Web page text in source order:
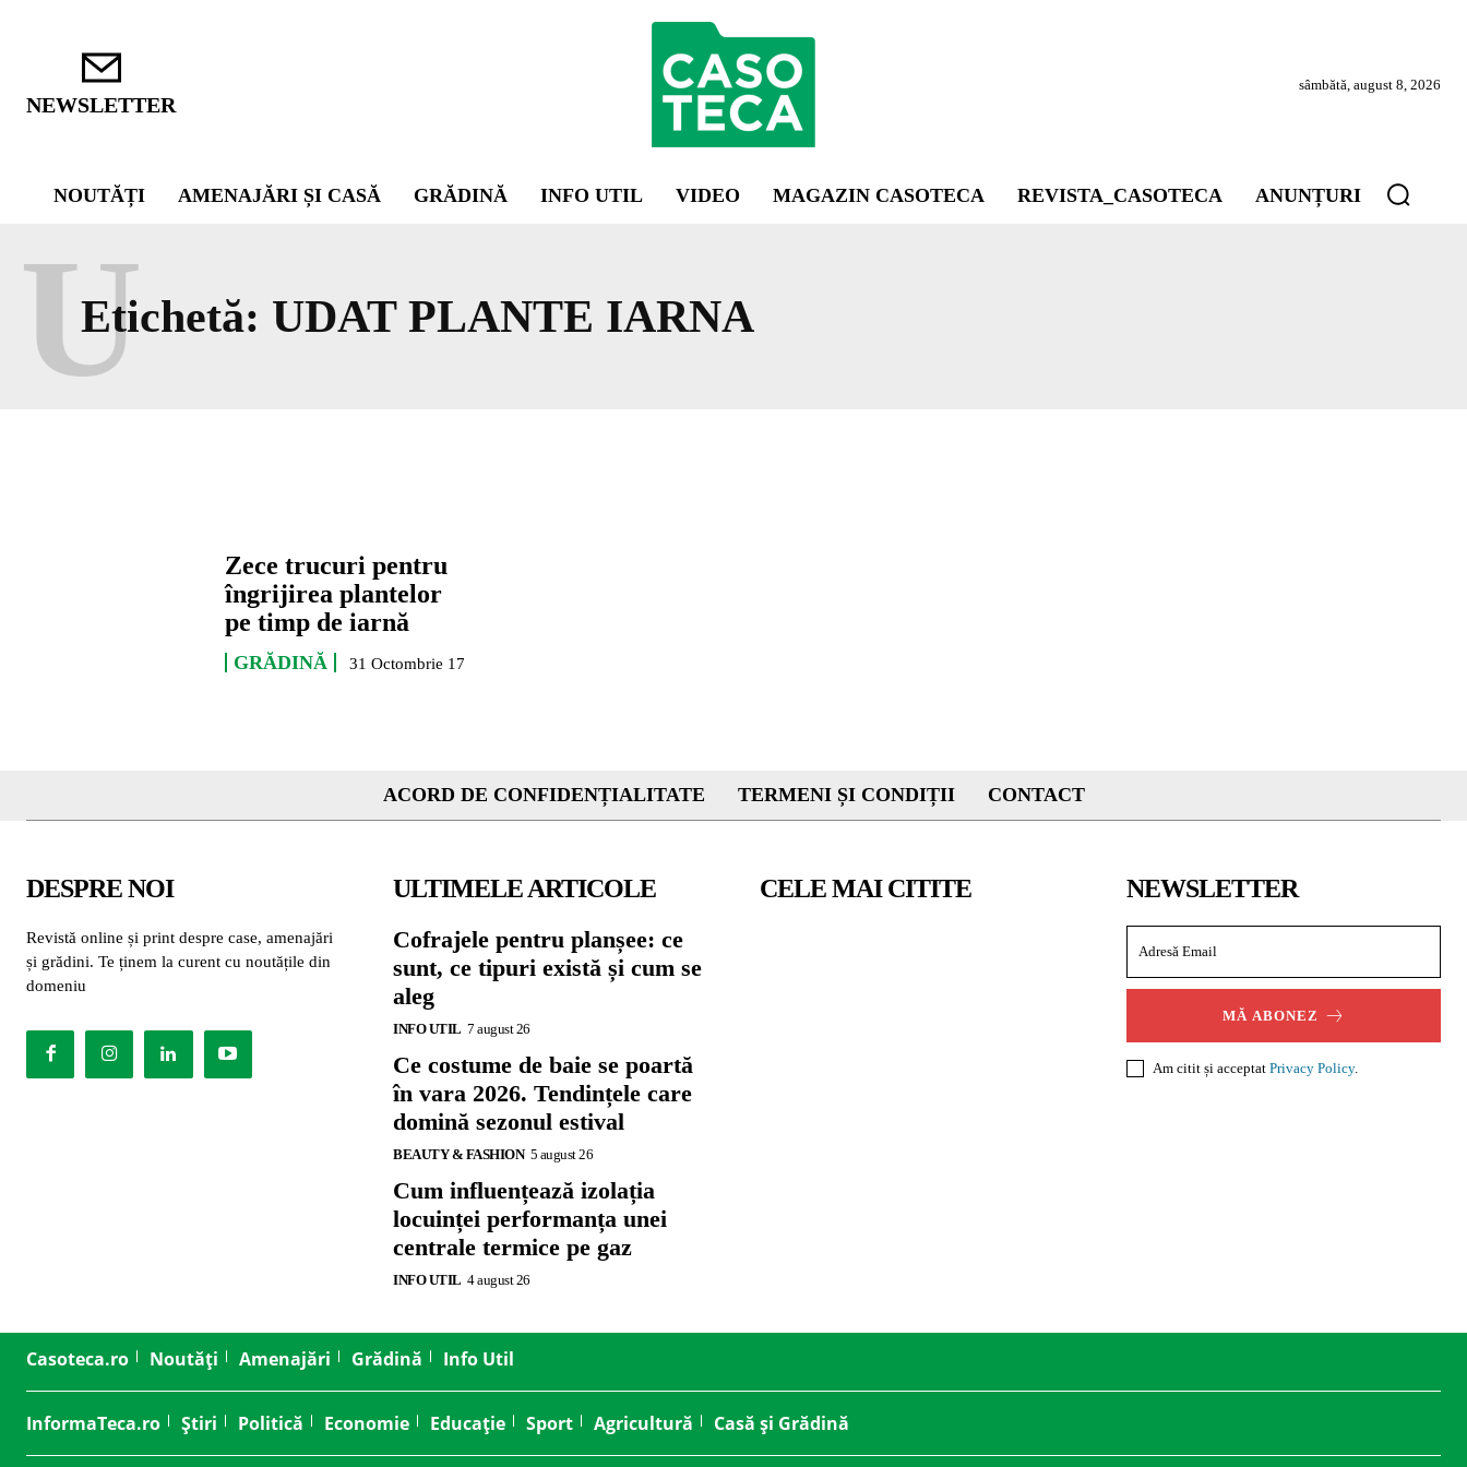
NEWSLETTER
sâmbătă, august 8, 2026
NOUTĂȚI AMENAJĂRI ȘI CASĂ GRĂDINĂ INFO UTIL VIDEO MAGAZIN CASOTECA REVISTA_CASOTECA ANUNȚURI
Etichetă: UDAT PLANTE IARNA
U
Zece trucuri pentru
îngrijirea plantelor
pe timp de iarnă
GRĂDINĂ 31 Octombrie 17
ACORD DE CONFIDENȚIALITATE TERMENI ȘI CONDIȚII CONTACT
DESPRE NOI
Revistă online și print despre case, amenajări
și grădini. Te ținem la curent cu noutățile din
domeniu
ULTIMELE ARTICOLE
Cofrajele pentru planșee: ce
sunt, ce tipuri există și cum se
aleg
INFO UTIL 7 august 26
Ce costume de baie se poartă
în vara 2026. Tendințele care
domină sezonul estival
BEAUTY & FASHION 5 august 26
Cum influențează izolația
locuinței performanța unei
centrale termice pe gaz
INFO UTIL 4 august 26
CELE MAI CITITE NEWSLETTER
MĂ ABONEZ
Am citit și acceptat Privacy Policy.
Casoteca.ro Noutăți Amenajări Grădină Info Util
InformaTeca.ro Știri Politică Economie Educație Sport Agricultură Casă și Grădină